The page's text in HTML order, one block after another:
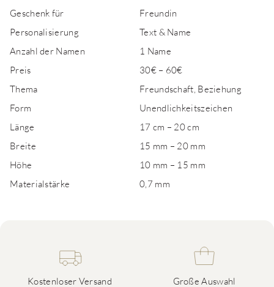
Geschenk für
Freundin
Personalisierung
Text & Name
Anzahl der Namen
1 Name
Preis
30€ – 60€
Thema
Freundschaft, Beziehung
Form
Unendlichkeitszeichen
Länge
17 cm – 20 cm
Breite
15 mm – 20 mm
Höhe
10 mm – 15 mm
Materialstärke
0,7 mm
Kostenloser Versand Große Auswahl